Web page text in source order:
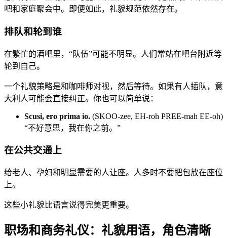
吧和家庭聚会中。即便如此，礼貌规范依然存在。
排队和轮到谁
在繁忙的酒吧里，“队伍”可能不明显。人们常站在吧台附近等
轮到自己。
一个礼貌策略是和咖啡师对视，然后等待。如果有人插队，意
大利人可能会直接纠正。你也可以简单说：
Scusi, ero prima io. (SKOO-zee, EH-roh PREE-mah EE-oh)
“不好意思，我在你之前。”
在公共交通上
给老人、孕妇和明显需要的人让座。人多时不要把包放在座位
上。
这些小礼貌比语言说得完美更重要。
职场和商务礼仪：礼貌用语，角色清晰